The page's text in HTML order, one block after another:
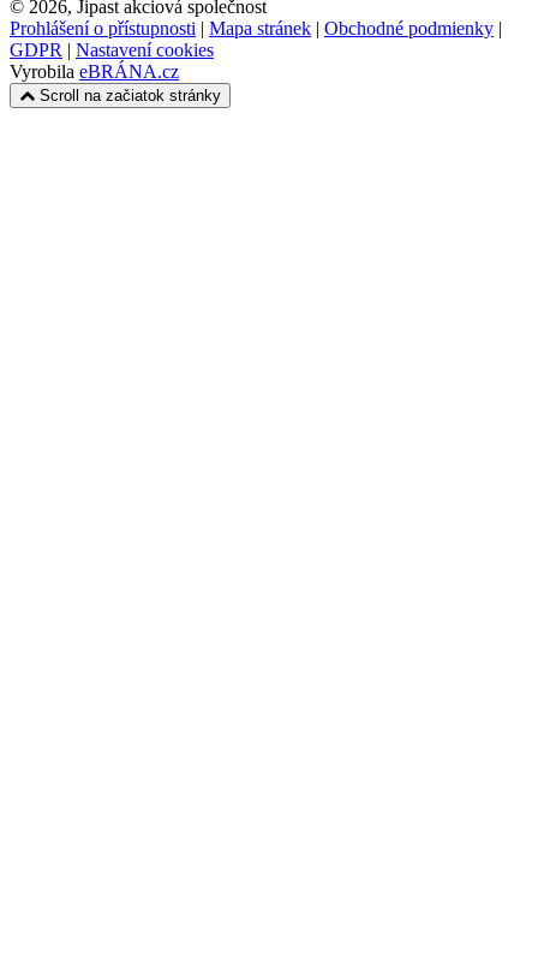
© 2026, Jipast akciová společnost
Prohlášení o přístupnosti | Mapa stránek | Obchodné podmienky |
GDPR | Nastavení cookies
Vyrobila eBRÁNA.cz
Scroll na začiatok stránky